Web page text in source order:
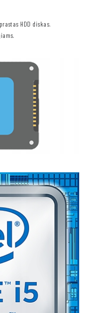
HDD diskas.